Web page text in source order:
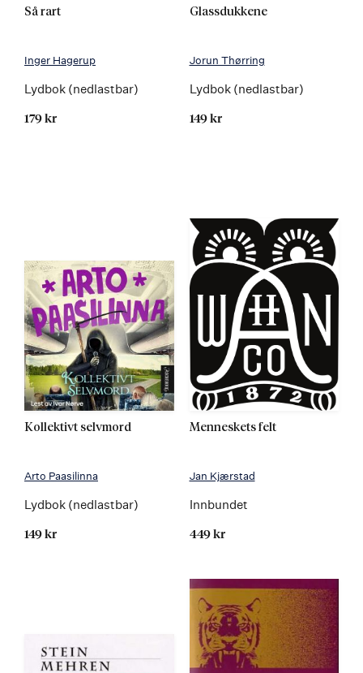
Så rart
Inger Hagerup
Lydbok (nedlastbar)
179 kr
Glassdukkene
Jorun Thørring
Lydbok (nedlastbar)
149 kr
Kollektivt selvmord
Arto Paasilinna
Lydbok (nedlastbar)
149 kr
Menneskets felt
Jan Kjærstad
Innbundet
449 kr